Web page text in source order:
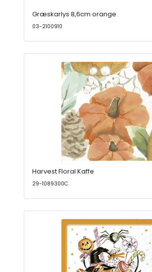
Græskarlys 8,6cm orange
03-2100910
Harvest Floral Kaffe
29-1089300C